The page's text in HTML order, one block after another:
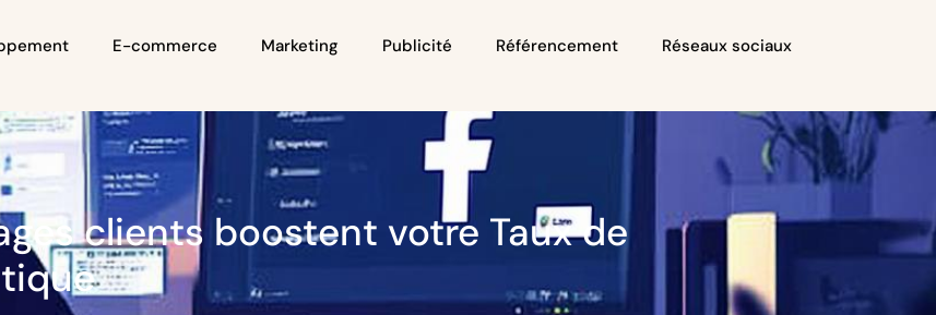
E-commerce Marketing Publicité Référencement Réseaux sociaux
clients boostent votre Taux de